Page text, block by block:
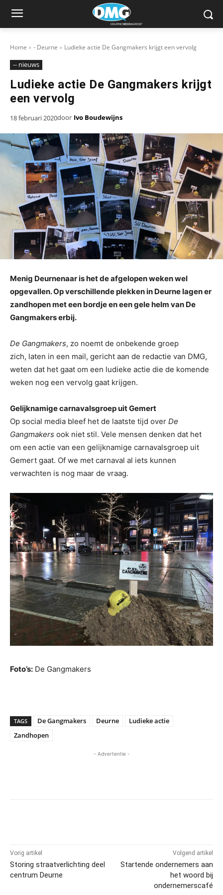
Home - Deurne Ludieke actie De Gangmakers krijgt een vervolg
-- nieuws
Ludieke actie De Gangmakers krijgt
een vervolg
18 februari 2020door Ivo Boudewijns
Menig Deurnenaar is het de afgelopen weken wel
opgevallen. Op verschillende plekken in Deurne lagen er
zandhopen met een bordje en een gele helm van De
Gangmakers erbij.
De Gangmakers, zo noemt de onbekende groep
zich, laten in een mail, gericht aan de redactie van DMG,
weten dat het gaat om een ludieke actie die de komende
weken nog een vervolg gaat krijgen.
Gelijknamige carnavalsgroep uit Gemert
Op social media bleef het de laatste tijd over De
Gangmakers ook niet stil. Vele mensen denken dat het
om een actie van een gelijknamige carnavalsgroep uit
Gemert gaat. Of we met carnaval al iets kunnen
verwachten is nog maar de vraag.
Foto’s: De Gangmakers
TAGS De Gangmakers Deurne
Ludieke actie
Zandhopen
- Advertentie -
Vorig artikel
Storing straatverlichting deel
centrum Deurne
Volgend artikel
Startende ondernemers aan
het woord bij
ondernemerscafé